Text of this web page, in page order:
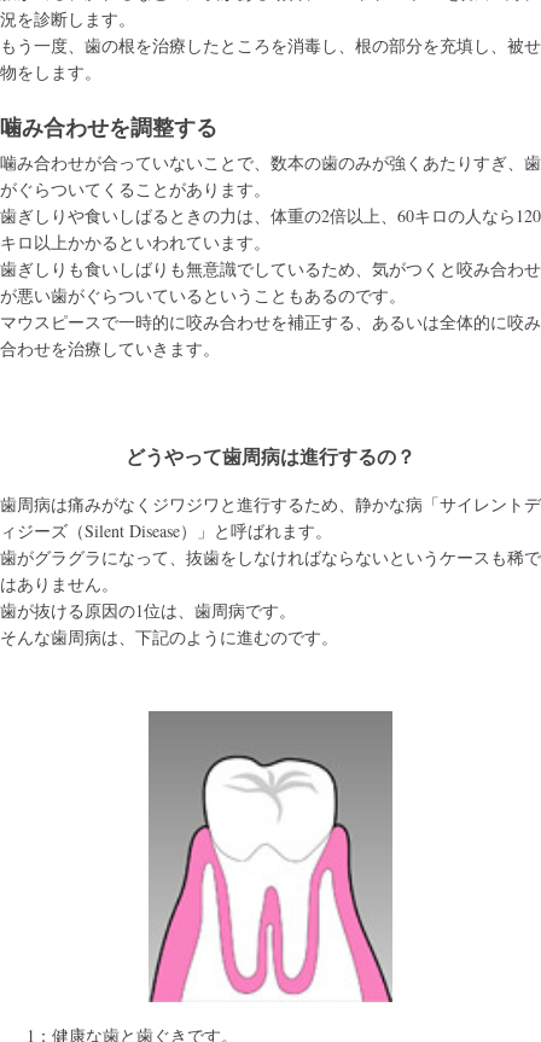
況を診断します。
もう一度、歯の根を治療したところを消毒し、根の部分を充填し、被せ
物をします。
噛み合わせを調整する
噛み合わせが合っていないことで、数本の歯のみが強くあたりすぎ、歯
がぐらついてくることがあります。
歯ぎしりや食いしばるときの力は、体重の2倍以上、60キロの人なら120
キロ以上かかるといわれています。
歯ぎしりも食いしばりも無意識でしているため、気がつくと咬み合わせ
が悪い歯がぐらついているということもあるのです。
マウスピースで一時的に咬み合わせを補正する、あるいは全体的に咬み
合わせを治療していきます。
どうやって歯周病は進行するの？
歯周病は痛みがなくジワジワと進行するため、静かな病「サイレントデ
ィジーズ（Silent Disease）」と呼ばれます。
歯がグラグラになって、抜歯をしなければならないというケースも稀で
はありません。
歯が抜ける原因の1位は、歯周病です。
そんな歯周病は、下記のように進むのです。
1：健康な歯と歯ぐきです。